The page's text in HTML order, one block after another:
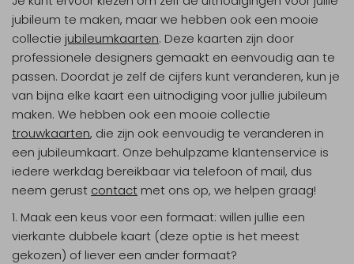
jubileum te maken, maar we hebben ook een mooie
collectie jubileumkaarten. Deze kaarten zijn door
professionele designers gemaakt en eenvoudig aan te
passen. Doordat je zelf de cijfers kunt veranderen, kun je
van bijna elke kaart een uitnodiging voor jullie jubileum
maken. We hebben ook een mooie collectie
trouwkaarten, die zijn ook eenvoudig te veranderen in
een jubileumkaart. Onze behulpzame klantenservice is
iedere werkdag bereikbaar via telefoon of mail, dus
neem gerust contact met ons op, we helpen graag!
Maak een keus voor een formaat: willen jullie een
vierkante dubbele kaart (deze optie is het meest
gekozen) of liever een ander formaat?